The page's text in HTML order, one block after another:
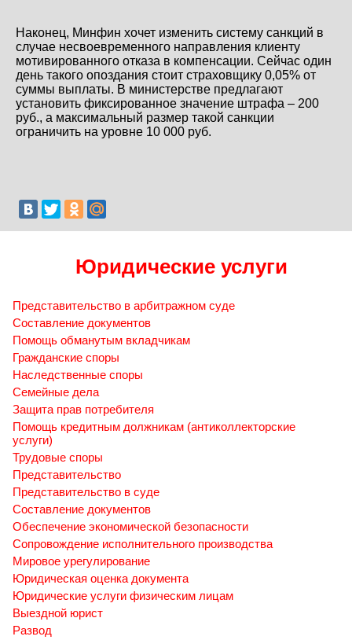
Наконец, Минфин хочет изменить систему санкций в
случае несвоевременного направления клиенту
мотивированного отказа в компенсации. Сейчас один
день такого опоздания стоит страховщику 0,05% от
суммы выплаты. В министерстве предлагают
установить фиксированное значение штрафа – 200
руб., а максимальный размер такой санкции
ограничить на уровне 10 000 руб.
Юридические услуги
Представительство в арбитражном суде
Составление документов
Помощь обманутым вкладчикам
Гражданские споры
Наследственные споры
Семейные дела
Защита прав потребителя
Помощь кредитным должникам (антиколлекторские
услуги)
Трудовые споры
Представительство
Представительство в суде
Составление документов
Обеспечение экономической безопасности
Сопровождение исполнительного производства
Мировое урегулирование
Юридическая оценка документа
Юридические услуги физическим лицам
Выездной юрист
Развод